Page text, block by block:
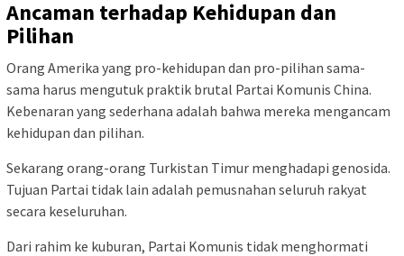
Ancaman terhadap Kehidupan dan
Pilihan
Orang Amerika yang pro-kehidupan dan pro-pilihan sama-
sama harus mengutuk praktik brutal Partai Komunis China.
Kebenaran yang sederhana adalah bahwa mereka mengancam
kehidupan dan pilihan.
Sekarang orang-orang Turkistan Timur menghadapi genosida.
Tujuan Partai tidak lain adalah pemusnahan seluruh rakyat
secara keseluruhan.
Dari rahim ke kuburan, Partai Komunis tidak menghormati